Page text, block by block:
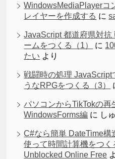
WindowsMediaPlayerコ
レイヤーを作成する に
JavaScript 都道府県対
ームをつくる（1）
に
たい より
戦闘時の処理 JavaScript
うなRPGをつくる（3）
パソコンからTikTokの
WindowsForms編 に し
C#なら簡単 DateTime構
使って時間計算機をつく
Unblocked Online Free